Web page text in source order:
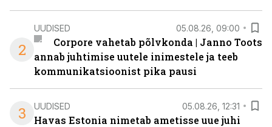
2
UUDISED 05.08.26, 09:00
Corpore vahetab põlvkonda | Janno Toots
annab juhtimise uutele inimestele ja teeb
kommunikatsioonist pika pausi
3 UUDISED 05.08.26, 12:31
Havas Estonia nimetab ametisse uue juhi